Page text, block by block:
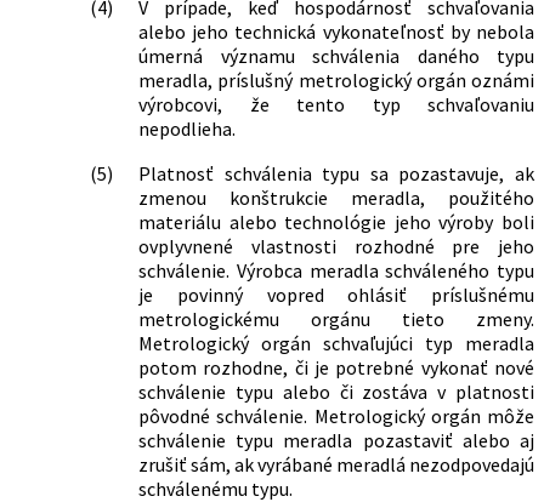
(4)
V prípade, keď hospodárnosť schvaľovania
alebo jeho technická vykonateľnosť by nebola
úmerná významu schválenia daného typu
meradla, príslušný metrologický orgán oznámi
výrobcovi, že tento typ schvaľovaniu
nepodlieha.
(5)
Platnosť schválenia typu sa pozastavuje, ak
zmenou konštrukcie meradla, použitého
materiálu alebo technológie jeho výroby boli
ovplyvnené vlastnosti rozhodné pre jeho
schválenie. Výrobca meradla schváleného typu
je povinný vopred ohlásiť príslušnému
metrologickému orgánu tieto zmeny.
Metrologický orgán schvaľujúci typ meradla
potom rozhodne, či je potrebné vykonať nové
schválenie typu alebo či zostáva v platnosti
pôvodné schválenie. Metrologický orgán môže
schválenie typu meradla pozastaviť alebo aj
zrušiť sám, ak vyrábané meradlá nezodpovedajú
schválenému typu.